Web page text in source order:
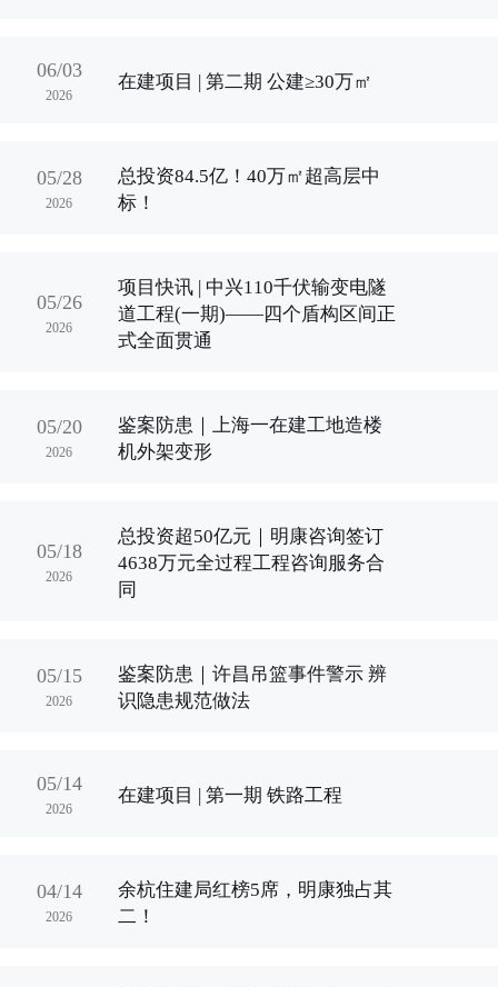
06/03
2026
在建项目 | 第二期 公建≥30万㎡
05/28
2026
总投资84.5亿！40万㎡超高层中
标！
05/26
2026
项目快讯 | 中兴110千伏输变电隧
道工程(一期)——四个盾构区间正
式全面贯通
05/20
2026
鉴案防患｜上海一在建工地造楼
机外架变形
05/18
2026
总投资超50亿元｜明康咨询签订
4638万元全过程工程咨询服务合
同
05/15
2026
鉴案防患｜许昌吊篮事件警示 辨
识隐患规范做法
05/14
2026
在建项目 | 第一期 铁路工程
04/14
2026
余杭住建局红榜5席，明康独占其
二！